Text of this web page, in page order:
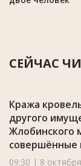
СЕЙЧАС
Кража
другого
Жлобинского
совершённые
09:30 | 8